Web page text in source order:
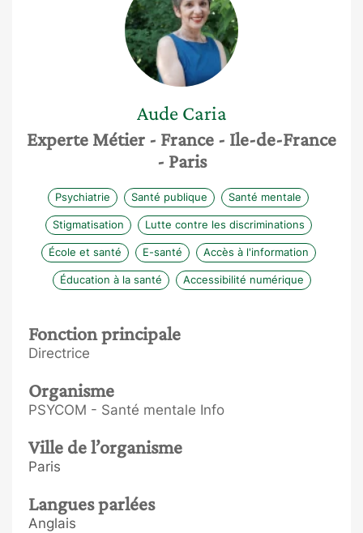
Aude Caria
Experte Métier - France - Ile-de-France
- Paris
Psychiatrie Santé publique Santé mentale
Stigmatisation Lutte contre les discriminations
École et santé E-santé Accès à l'information
Éducation à la santé Accessibilité numérique
Fonction principale
Directrice
Organisme
PSYCOM - Santé mentale Info
Ville de l’organisme
Paris
Langues parlées
Anglais